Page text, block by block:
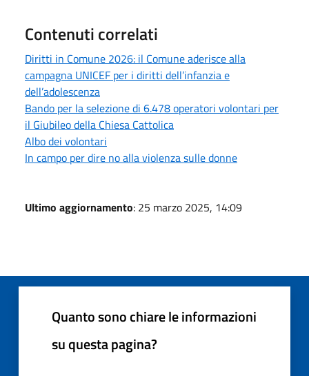
Contenuti correlati
Diritti in Comune 2026: il Comune aderisce alla
campagna UNICEF per i diritti dell’infanzia e
dell’adolescenza
Bando per la selezione di 6.478 operatori volontari per
il Giubileo della Chiesa Cattolica
Albo dei volontari
In campo per dire no alla violenza sulle donne
Ultimo aggiornamento: 25 marzo 2025, 14:09
Quanto sono chiare le informazioni
su questa pagina?